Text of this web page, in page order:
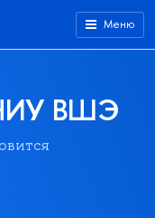
Меню
НИУ ВШЭ